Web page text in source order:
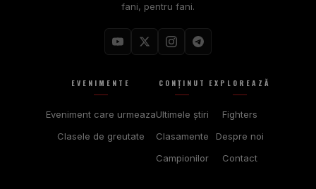
fani, pentru fani.
EVENIMENTE
Eveniment care urmeaza
Clasele de greutate
CONŢINUT
Ultimele ştiri
Clasamente
Campionilor
EXPLOREAZĂ
Fighters
Despre noi
Contact